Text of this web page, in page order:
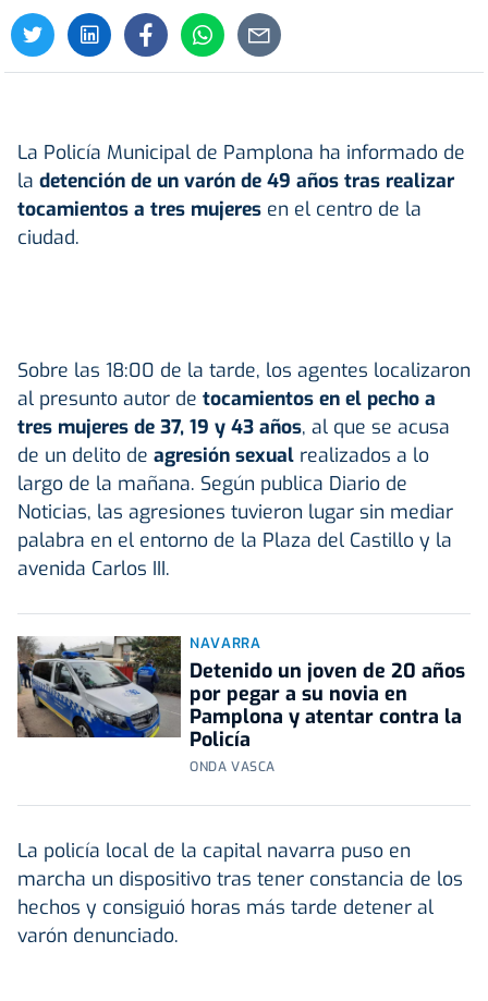
La Policía Municipal de Pamplona ha informado de
la detención de un varón de 49 años tras realizar
tocamientos a tres mujeres en el centro de la
ciudad.
Sobre las 18:00 de la tarde, los agentes localizaron
al presunto autor de tocamientos en el pecho a
tres mujeres de 37, 19 y 43 años, al que se acusa
de un delito de agresión sexual realizados a lo
largo de la mañana. Según publica Diario de
Noticias, las agresiones tuvieron lugar sin mediar
palabra en el entorno de la Plaza del Castillo y la
avenida Carlos III.
NAVARRA
Detenido un joven de 20 años
por pegar a su novia en
Pamplona y atentar contra la
Policía
ONDA VASCA
La policía local de la capital navarra puso en
marcha un dispositivo tras tener constancia de los
hechos y consiguió horas más tarde detener al
varón denunciado.